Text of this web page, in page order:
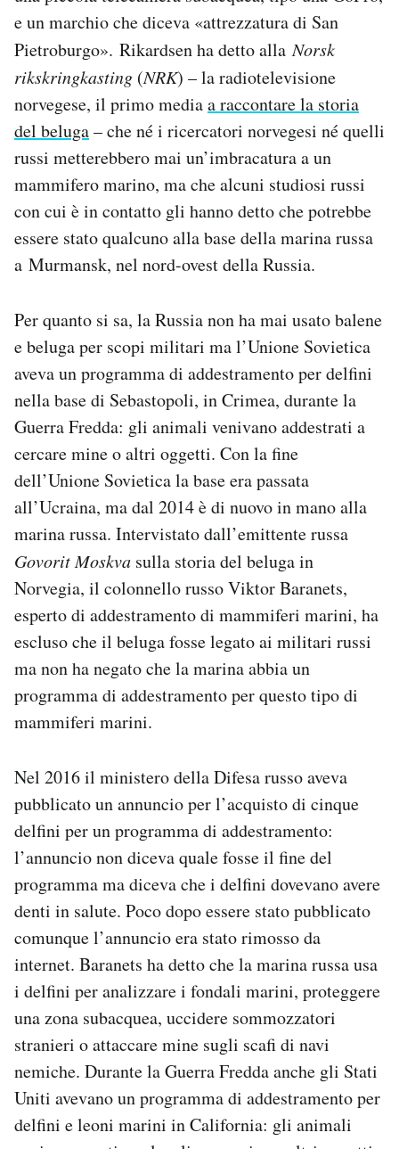
e un marchio che diceva «attrezzatura di San
Pietroburgo». Rikardsen ha detto allaNorsk
rikskringkasting (NRK) – la radiotelevisione
norvegese, il primo mediaa raccontare la storia
del beluga– che né i ricercatori norvegesi né quelli
russi metterebbero mai un’imbracatura a un
mammifero marino, ma che alcuni studiosi russi
con cui è in contatto gli hanno detto che potrebbe
essere stato qualcuno alla base della marina russa
a Murmansk, nel nord-ovest della Russia.
Per quanto si sa, la Russia non ha mai usato balene
e beluga per scopi militari ma l’Unione Sovietica
aveva un programma di addestramento per delfini
nella base di Sebastopoli, in Crimea, durante la
Guerra Fredda: gli animali venivano addestrati a
cercare mine o altri oggetti. Con la fine
dell’Unione Sovietica la base era passata
all’Ucraina, ma dal 2014 è di nuovo in mano alla
marina russa. Intervistato dall’emittente russa
Govorit Moskva sulla storia del beluga in
Norvegia, il colonnello russo Viktor Baranets,
esperto di addestramento di mammiferi marini, ha
escluso che il beluga fosse legato ai militari russi
ma non ha negato che la marina abbia un
programma di addestramento per questo tipo di
mammiferi marini.
Nel 2016 il ministero della Difesa russo aveva
pubblicato un annuncio per l’acquisto di cinque
delfini per un programma di addestramento:
l’annuncio non diceva quale fosse il fine del
programma ma diceva che i delfini dovevano avere
denti in salute. Poco dopo essere stato pubblicato
comunque l’annuncio era stato rimosso da
internet. Baranets ha detto che la marina russa usa
i delfini per analizzare i fondali marini, proteggere
una zona subacquea, uccidere sommozzatori
stranieri o attaccare mine sugli scafi di navi
nemiche. Durante la Guerra Fredda anche gli Stati
Uniti avevano un programma di addestramento per
delfini e leoni marini in California: gli animali